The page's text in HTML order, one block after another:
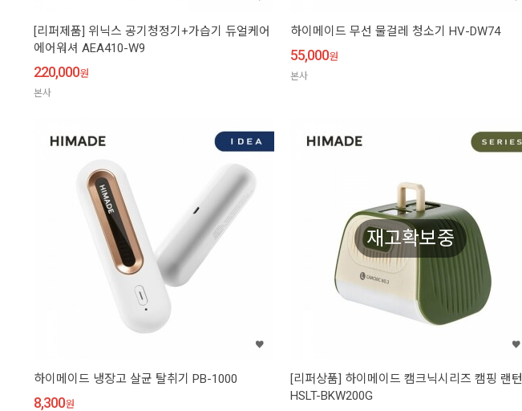
[리퍼제품] 위닉스 공기청정기+가습기 듀얼케어
에어워셔 AEA410-W9
220,000원
본사
하이메이드 무선 물걸레 청소기 HV-DW74
55,000원
본사
하이메이드 냉장고 살균 탈취기 PB-1000
8,300원
재고확보중
[리퍼상품] 하이메이드 캠크닉시리즈 캠핑 랜턴
HSLT-BKW200G